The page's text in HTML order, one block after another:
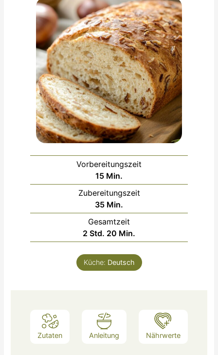
Vorbereitungszeit
15Minuten
Min.
Zubereitungszeit
35Minuten
Min.
Gesamtzeit
2 Stunden
Std. 20 Minuten
Min.
Küche: Deutsch
Zutaten Anleitung Nährwerte